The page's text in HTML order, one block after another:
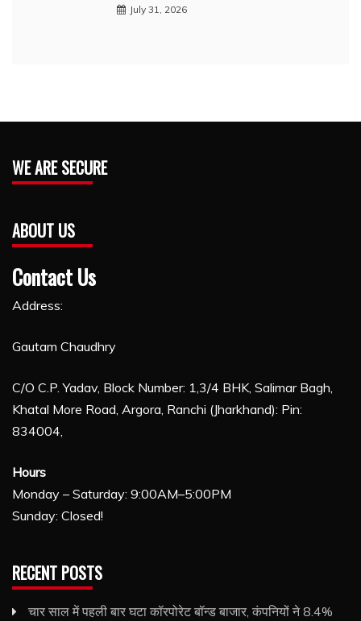
July 31, 2026
WE ARE SECURE
ABOUT US
Contact Us
Address:
Gautam Chaudhry
C/O C.P. Yadav, Block Number: 1,3/4 BHK, Salimar Bagh,
Khatal More Road, Argora, Ranchi (Jharkhand): Pin:
834004,
Hours
Monday – Saturday: 9:00AM–5:00PM
Sunday: Closed!
RECENT POSTS
चार साल में पहली बार घटा कॉरपोरेट बॉन्ड बाजार, कंपनियों ने 8.4%